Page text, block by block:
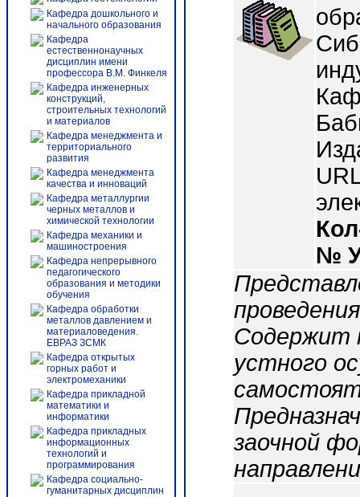
Кафедра дошкольного и
начального образования
Кафедра
естественнонаучных
дисциплин имени
профессора В.М. Финкеля
Кафедра инженерных
конструкций,
строительных технологий
и материалов
Кафедра менеджмента и
территориального
развития
Кафедра менеджмента
качества и инноваций
Кафедра металлургии
черных металлов и
химической технологии
Кафедра механики и
машиностроения
Кафедра непрерывного
педагогического
образования и методики
обучения
Кафедра обработки
металлов давлением и
материаловедения.
ЕВРАЗ ЗСМК
Кафедра открытых
горных работ и
электромеханики
Кафедра прикладной
математики и
информатики
Кафедра прикладных
информационных
технологий и
программирования
Кафедра социально-
гуманитарных дисциплин
№
Содержит
устного
заочной